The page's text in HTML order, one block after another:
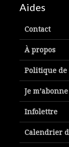
Aides
Contact
À propos
Politique
Je
Infolettre
Calendrier